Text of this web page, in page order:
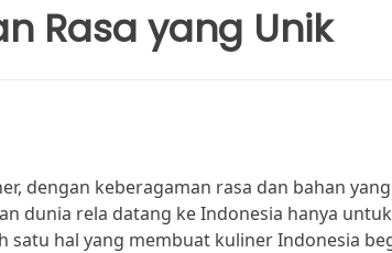
Rasa yang Unik
dengan keberagaman rasa dan bahan
dunia rela datang ke Indonesia hanya
satu hal yang membuat kuliner Indonesia